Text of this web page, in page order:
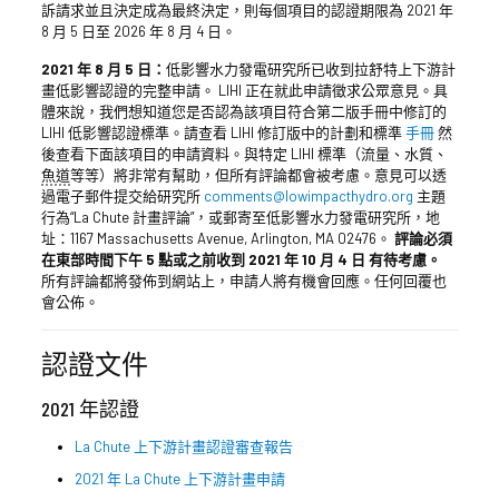
訴請求並且決定成為最終決定，則每個項目的認證期限為 2021 年
8 月 5 日至 2026 年 8 月 4 日。
2021 年 8 月 5 日： 低影響水力發電研究所已收到拉舒特上下游計
畫低影響認證的完整申請。 LIHI 正在就此申請徵求公眾意見。具
體來說，我們想知道您是否認為該項目符合第二版手冊中修訂的
LIHI 低影響認證標準。請查看 LIHI 修訂版中的計劃和標準手冊然
後查看下面該項目的申請資料。與特定 LIHI 標準（流量、水質、
魚道等等）將非常有幫助，但所有評論都會被考慮。意見可以透
過電子郵件提交給研究所 comments@lowimpacthydro.org 主題
行為“La Chute 計畫評論”，或郵寄至低影響水力發電研究所，地
址：1167 Massachusetts Avenue, Arlington, MA 02476。 評論必須
在東部時間下午 5 點或之前收到 2021 年 10 月 4 日 有待考慮。
所有評論都將發佈到網站上，申請人將有機會回應。任何回覆也
會公佈。
認證文件
2021 年認證
La Chute 上下游計畫認證審查報告
2021 年 La Chute 上下游計畫申請